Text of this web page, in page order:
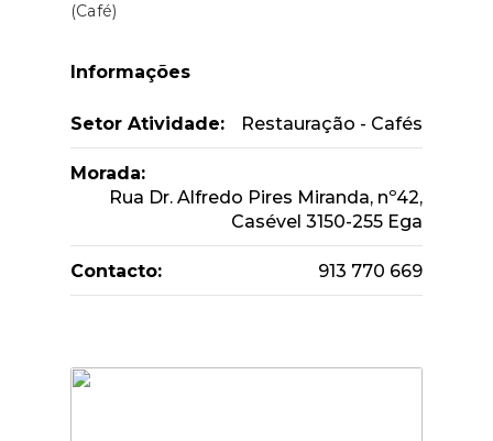
(Café)
Informações
Setor Atividade: Restauração - Cafés
Morada:
Rua Dr. Alfredo Pires Miranda, nº42,
Casével 3150-255 Ega
Contacto: 913 770 669